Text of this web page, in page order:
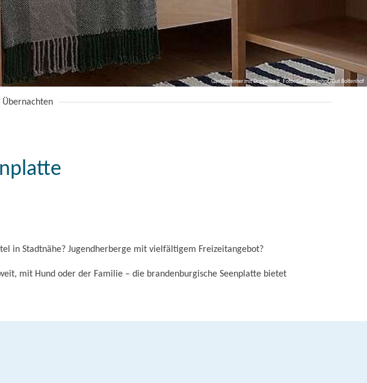
Gästezimmer mit Doppelbett, Foto: Gut Boltenhof/Gut Boltenhof
Übernachten
in Stadtnähe? Jugendherberge mit vielfältigem Freizeitangebot?
mit Hund oder der Familie – die brandenburgische Seenplatte bietet